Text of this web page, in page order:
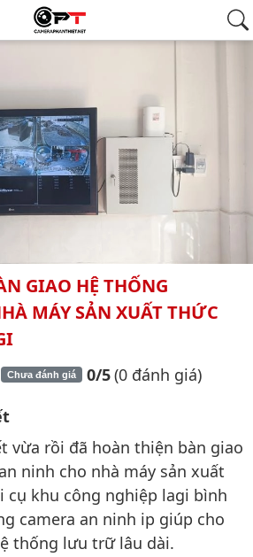
GIAO HỆ THỐNG
MÁY SẢN XUẤT THỨC
Chưa đánh giá 0/5(0 đánh giá)
vừa rồi đã hoàn thiện bàn giao
ninh cho nhà máy sản xuất
cụ khu công nghiệp lagi bình
camera an ninh ip giúp cho
thống lưu trữ lâu dài.